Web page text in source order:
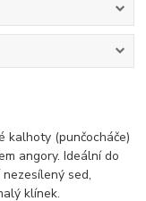
kalhoty (punčocháče)
angory. Ideální do
sed,
klínek.